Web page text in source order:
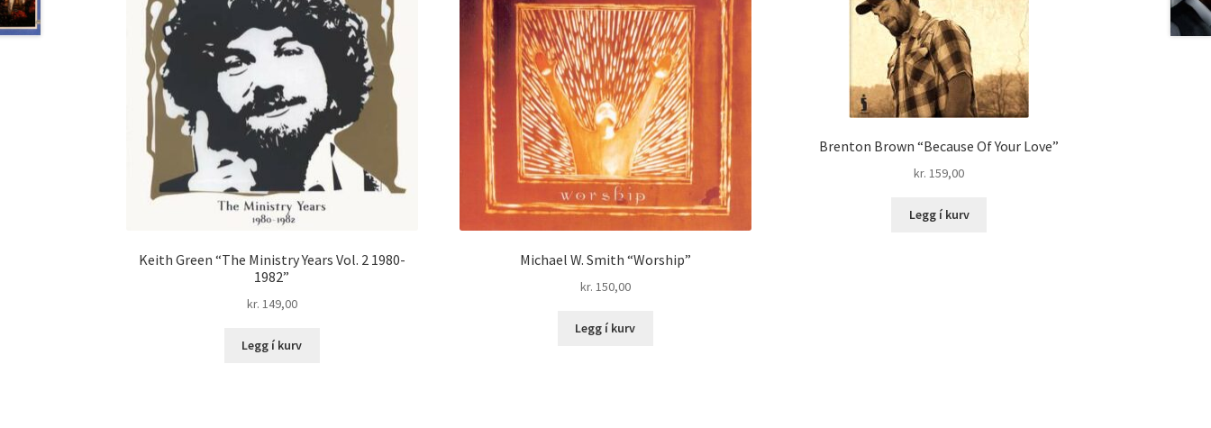
Keith Green “The Ministry Years Vol. 2 1980-
1982”
kr. 149,00
Legg í kurv
Michael W. Smith “Worship”
kr. 150,00
Legg í kurv
Brenton Brown “Because Of Your Love”
kr. 159,00
Legg í kurv